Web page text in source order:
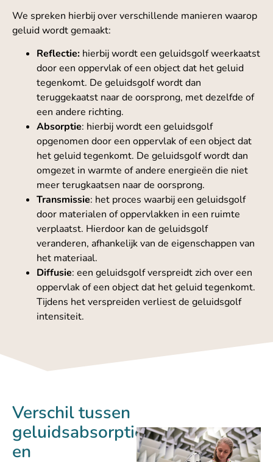
We spreken hierbij over verschillende manieren waarop
geluid wordt gemaakt:
Reflectie: hierbij wordt een geluidsgolf weerkaatst
door een oppervlak of een object dat het geluid
tegenkomt. De geluidsgolf wordt dan
teruggekaatst naar de oorsprong, met dezelfde of
een andere richting.
Absorptie: hierbij wordt een geluidsgolf
opgenomen door een oppervlak of een object dat
het geluid tegenkomt. De geluidsgolf wordt dan
omgezet in warmte of andere energieën die niet
meer terugkaatsen naar de oorsprong.
Transmissie: het proces waarbij een geluidsgolf
door materialen of oppervlakken in een ruimte
verplaatst. Hierdoor kan de geluidsgolf
veranderen, afhankelijk van de eigenschappen van
het materiaal.
Diffusie: een geluidsgolf verspreidt zich over een
oppervlak of een object dat het geluid tegenkomt.
Tijdens het verspreiden verliest de geluidsgolf
intensiteit.
Verschil tussen
geluidsabsorptie
en